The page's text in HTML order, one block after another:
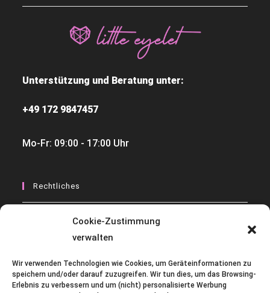
Cookie-Zustimmung
verwalten
Wir verwenden Technologien wie Cookies, um Geräteinformationen zu
speichern und/oder darauf zuzugreifen. Wir tun dies, um das Browsing-
Erlebnis zu verbessern und um (nicht) personalisierte Werbung
Unterstützung und Beratung unter:
+49 172 9847457
Mo-Fr: 09:00 - 17:00 Uhr
Rechtliches
Datenschutzerklärung
AGB
Impressum